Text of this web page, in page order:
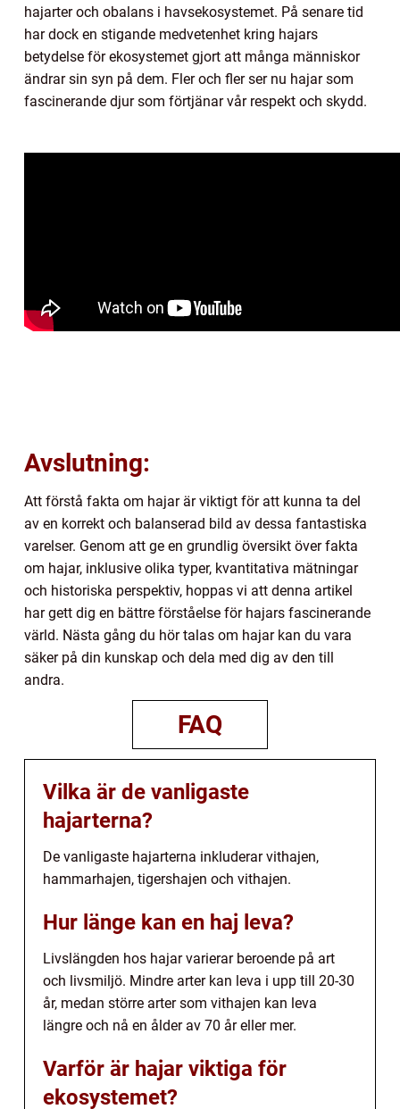
hajarter och obalans i havsekosystemet. På senare tid
har dock en stigande medvetenhet kring hajars
betydelse för ekosystemet gjort att många människor
ändrar sin syn på dem. Fler och fler ser nu hajar som
fascinerande djur som förtjänar vår respekt och skydd.
Avslutning:
Att förstå fakta om hajar är viktigt för att kunna ta del
av en korrekt och balanserad bild av dessa fantastiska
varelser. Genom att ge en grundlig översikt över fakta
om hajar, inklusive olika typer, kvantitativa mätningar
och historiska perspektiv, hoppas vi att denna artikel
har gett dig en bättre förståelse för hajars fascinerande
värld. Nästa gång du hör talas om hajar kan du vara
säker på din kunskap och dela med dig av den till
andra.
FAQ
Vilka är de vanligaste
hajarterna?
De vanligaste hajarterna inkluderar vithajen,
hammarhajen, tigershajen och vithajen.
Hur länge kan en haj leva?
Livslängden hos hajar varierar beroende på art
och livsmiljö. Mindre arter kan leva i upp till 20-30
år, medan större arter som vithajen kan leva
längre och nå en ålder av 70 år eller mer.
Varför är hajar viktiga för
ekosystemet?